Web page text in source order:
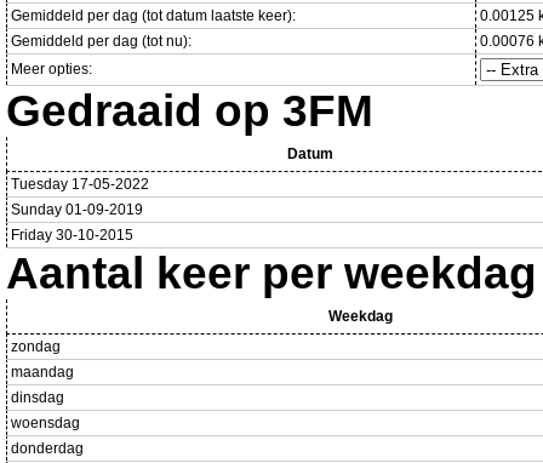
Gemiddeld per dag (tot datum laatste keer):
0.00125
Gemiddeld per dag (tot nu):
0.00076
Meer opties:
Gedraaid op 3FM
Datum
Tuesday 17-05-2022
Sunday 01-09-2019
Friday 30-10-2015
Aantal keer per weekdag
Weekdag
zondag
maandag
dinsdag
woensdag
donderdag